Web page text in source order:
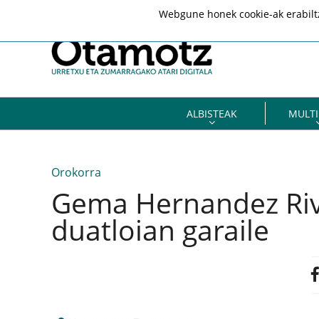
ALBISTEAK
Orokorra
Gema Hernandez
duatloian garaile
Webgune honek cookie-ak